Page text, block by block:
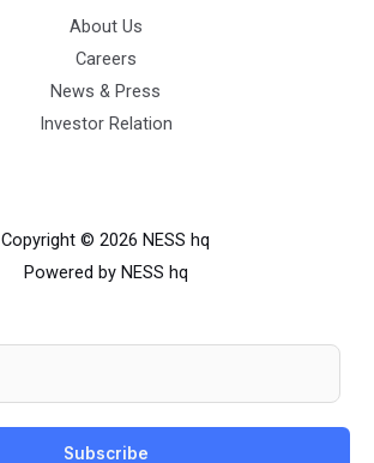
About Us
Careers
News & Press
Investor Relation
Copyright © 2026 NESS hq
Powered by NESS hq
Subscribe